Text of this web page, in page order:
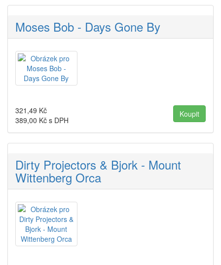
Moses Bob - Days Gone By
321,49 Kč
389,00 Kč s DPH
Dirty Projectors & Bjork - Mount
Wittenberg Orca